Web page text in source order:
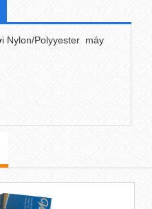
Nylon/Polyyester máy